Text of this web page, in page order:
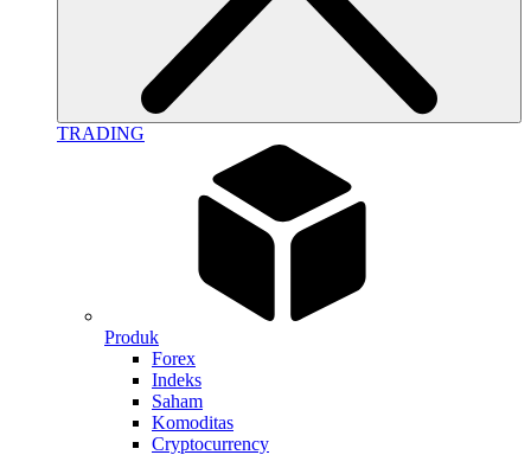
TRADING
Produk
Forex
Indeks
Saham
Komoditas
Cryptocurrency